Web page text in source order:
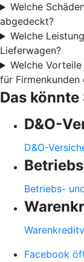
Welche
abgedeckt?
Welche
Lieferwagen?
Welche
für Firmenkunden
Das
D&O-
D&O-
Betriebs-
Facebook